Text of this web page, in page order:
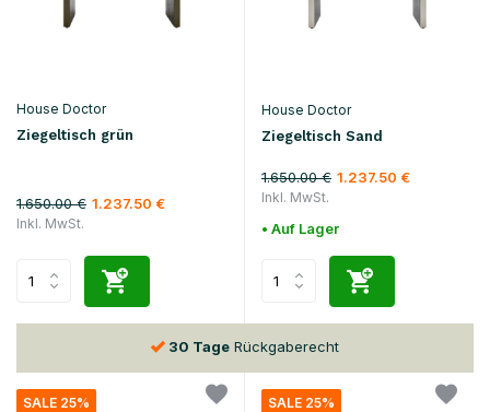
House Doctor
Ziegeltisch grün
1.650.00 € 1.237.50 €
Inkl. MwSt.
House Doctor
Ziegeltisch Sand
1.650.00 € 1.237.50 €
Inkl. MwSt.
• Auf Lager
30 TageRückgaberecht
SALE 25% SALE 25%